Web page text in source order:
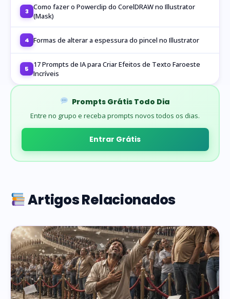
3 Como fazer o Powerclip do CorelDRAW no Illustrator
(Mask)
4 Formas de alterar a espessura do pincel no Illustrator
5
17 Prompts de IA para Criar Efeitos de Texto Faroeste
Incríveis
Prompts Grátis Todo Dia
Entre no grupo e receba prompts novos todos os dias.
Entrar Grátis
Artigos Relacionados